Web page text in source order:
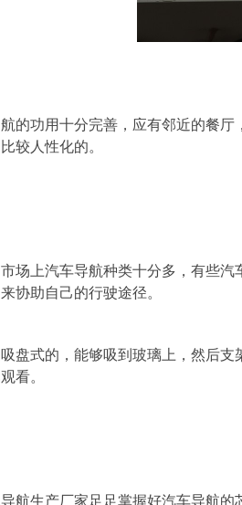
功用十分完善，应有邻近的餐厅
较人性化的。
上汽车导航种类十分多，有些汽
协助自己的行驶途径。
式的，能够吸到玻璃上，然后支
看。
生产厂家足足掌握好汽车导航的